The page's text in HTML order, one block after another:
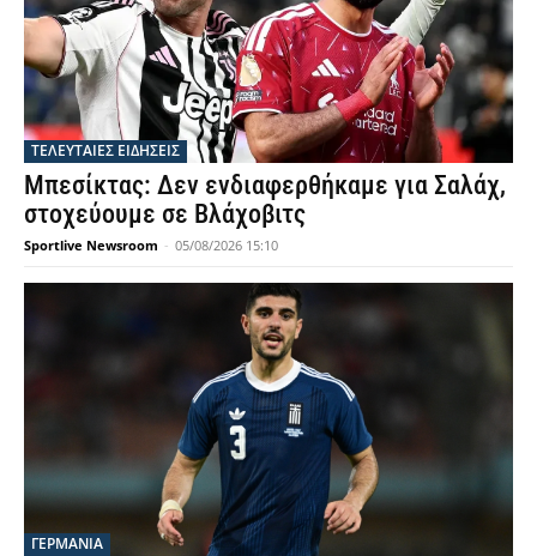
ΤΕΛΕΥΤΑΙΕΣ ΕΙΔΗΣΕΙΣ
Μπεσίκτας: Δεν ενδιαφερθήκαμε για Σαλάχ,
στοχεύουμε σε Βλάχοβιτς
Sportlive Newsroom - 05/08/2026 15:10
ΓΕΡΜΑΝΙΑ